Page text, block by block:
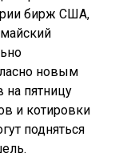
бирж США,
новым
на пятницу
и котировки
подняться